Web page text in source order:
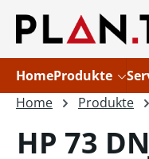
Hauptinhalt
Zur Suche springen
HomeProdukte
Home
Produkte
HP 73